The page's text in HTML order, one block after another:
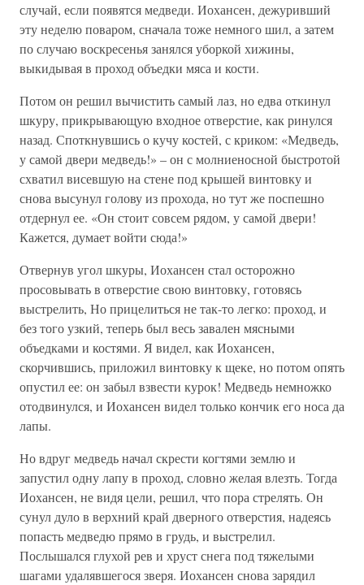
случай, если появятся медведи. Иохансен, дежуривший
эту неделю поваром, сначала тоже немного шил, а затем
по случаю воскресенья занялся уборкой хижины,
выкидывая в проход объедки мяса и кости.
Потом он решил вычистить самый лаз, но едва откинул
шкуру, прикрывающую входное отверстие, как ринулся
назад. Споткнувшись о кучу костей, с криком: «Медведь,
у самой двери медведь!» – он с молниеносной быстротой
схватил висевшую на стене под крышей винтовку и
снова высунул голову из прохода, но тут же поспешно
отдернул ее. «Он стоит совсем рядом, у самой двери!
Кажется, думает войти сюда!»
Отвернув угол шкуры, Иохансен стал осторожно
просовывать в отверстие свою винтовку, готовясь
выстрелить, Но прицелиться не так-то легко: проход, и
без того узкий, теперь был весь завален мясными
объедками и костями. Я видел, как Иохансен,
скорчившись, приложил винтовку к щеке, но потом опять
опустил ее: он забыл взвести курок! Медведь немножко
отодвинулся, и Иохансен видел только кончик его носа да
лапы.
Но вдруг медведь начал скрести когтями землю и
запустил одну лапу в проход, словно желая влезть. Тогда
Иохансен, не видя цели, решил, что пора стрелять. Он
сунул дуло в верхний край дверного отверстия, надеясь
попасть медведю прямо в грудь, и выстрелил.
Послышался глухой рев и хруст снега под тяжелыми
шагами удалявшегося зверя. Иохансен снова зарядил